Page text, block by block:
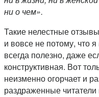
ни о чем».
Такие нелестные
и вовсе не потому, что
всегда полезно, даже
конструктивная. Вот
неизменно огорчает и
раздраженные